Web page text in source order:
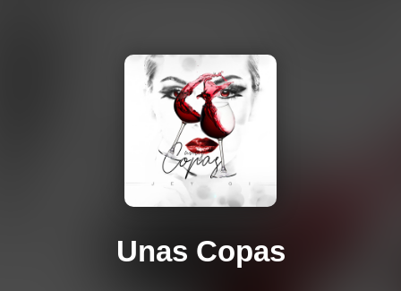
Unas Copas